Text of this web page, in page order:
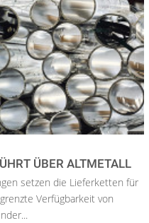
ÜBER ALTMETALL
setzen die Lieferketten für
Verfügbarkeit von